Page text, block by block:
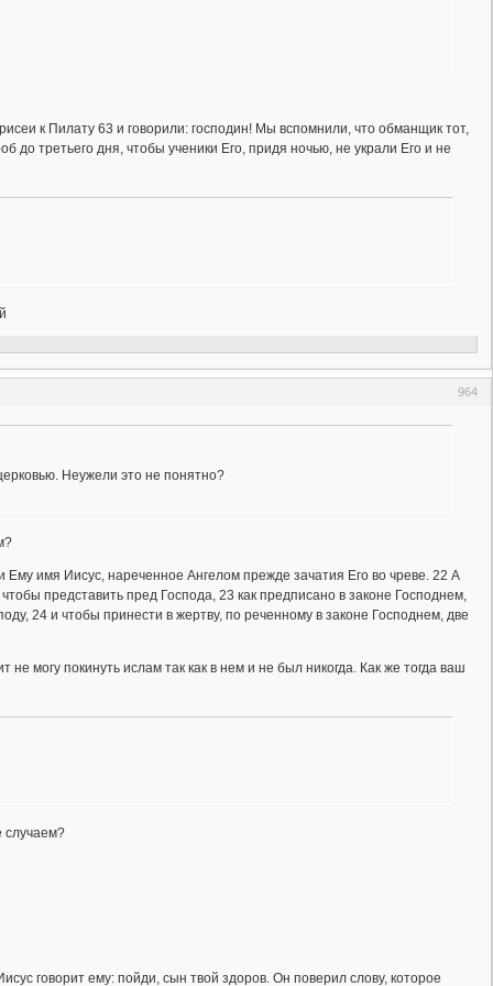
к Пилату 63 и говорили: господин! Мы вспомнили, что обманщик тот,
до третьего дня, чтобы ученики Его, придя ночью, не украли Его и не
964
Неужели это не понятно?
имя Иисус, нареченное Ангелом прежде зачатия Его во чреве. 22 А
представить пред Господа, 23 как предписано в законе Господнем,
24 и чтобы принести в жертву, по реченному в законе Господнем, две
могу покинуть ислам так как в нем и не был никогда. Как же тогда ваш
случаем?
говорит ему: пойди, сын твой здоров. Он поверил слову, которое